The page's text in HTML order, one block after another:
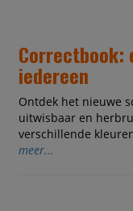
Correctbook:
iedereen
Ontdek het nieuwe
uitwisbaar en
verschillende
meer...